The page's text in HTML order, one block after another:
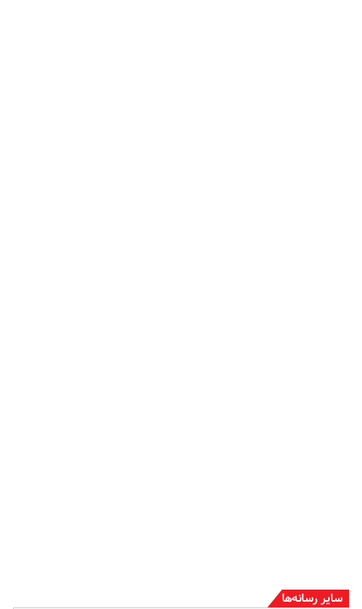
سایر رسانه‌ها